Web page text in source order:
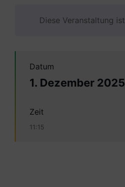
Diese Veranstaltung
Datum
1. Dezember 2025
Zeit
11:15